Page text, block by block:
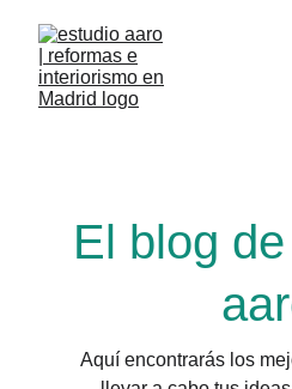
El blog
Aquí encontrarás los